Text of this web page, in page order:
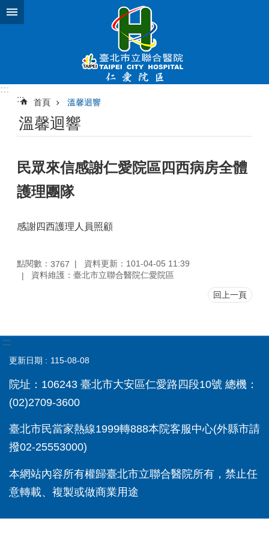
跳到主要內容區塊
:::
:::
首頁 溫馨迴響
溫馨迴響
民眾來信感謝仁愛院區四西病房全體
護理團隊
感謝四西護理人員照顧
點閱數： 3767
資料更新：101-04-05 11:39
資料維護：臺北市立聯合醫院仁愛院區
回上一頁
:::
更新日期 115-08-08
院址：106243 臺北市大安區仁愛路四段10號 總機：
(02)2709-3600
臺北市民當家熱線1999轉888本院客服中心(外縣市請
撥02-25553000)
本網站內容所有權歸臺北市立聯合醫院所有，禁止任
意轉載、複製或做商業用途